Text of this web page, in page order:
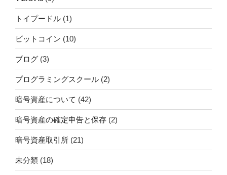
トイプードル (1)
ビットコイン (10)
ブログ (3)
プログラミングスクール (2)
暗号資産について (42)
暗号資産の確定申告と保存 (2)
暗号資産取引所 (21)
未分類 (18)